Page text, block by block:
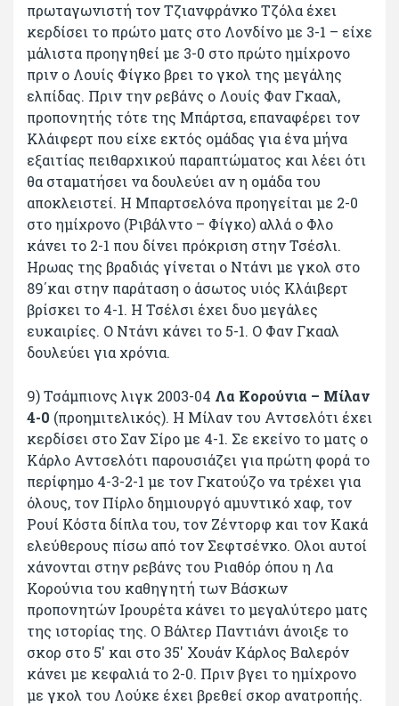
πρωταγωνιστή τον Τζιανφράνκο Τζόλα έχει
κερδίσει το πρώτο ματς στο Λονδίνο με 3-1 – είχε
μάλιστα προηγηθεί με 3-0 στο πρώτο ημίχρονο
πριν ο Λουίς Φίγκο βρει το γκολ της μεγάλης
ελπίδας. Πριν την ρεβάνς ο Λουίς Φαν Γκααλ,
προπονητής τότε της Μπάρτσα, επαναφέρει τον
Κλάιφερτ που είχε εκτός ομάδας για ένα μήνα
εξαιτίας πειθαρχικού παραπτώματος και λέει ότι
θα σταματήσει να δουλεύει αν η ομάδα του
αποκλειστεί. Η Μπαρτσελόνα προηγείται με 2-0
στο ημίχρονο (Ριβάλντο – Φίγκο) αλλά ο Φλο
κάνει το 2-1 που δίνει πρόκριση στην Τσέσλι.
Ηρωας της βραδιάς γίνεται ο Ντάνι με γκολ στο
89΄και στην παράταση ο άσωτος υιός Κλάιβερτ
βρίσκει το 4-1. Η Τσέλσι έχει δυο μεγάλες
ευκαιρίες. Ο Ντάνι κάνει το 5-1. Ο Φαν Γκααλ
δουλεύει για χρόνια.
9) Τσάμπιονς λιγκ 2003-04 Λα Κορούνια – Μίλαν
4-0 (προημιτελικός). Η Μίλαν του Αντσελότι έχει
κερδίσει στο Σαν Σίρο με 4-1. Σε εκείνο το ματς ο
Κάρλο Αντσελότι παρουσιάζει για πρώτη φορά το
περίφημο 4-3-2-1 με τον Γκατούζο να τρέχει για
όλους, τον Πίρλο δημιουργό αμυντικό χαφ, τον
Ρουί Κόστα δίπλα του, τον Ζέντορφ και τον Κακά
ελεύθερους πίσω από τον Σεφτσένκο. Ολοι αυτοί
χάνονται στην ρεβάνς του Ριαθόρ όπου η Λα
Κορούνια του καθηγητή των Βάσκων
προπονητών Ιρουρέτα κάνει το μεγαλύτερο ματς
της ιστορίας της. Ο Βάλτερ Παντιάνι άνοιξε το
σκορ στο 5′ και στο 35′ Χουάν Κάρλος Βαλερόν
κάνει με κεφαλιά το 2-0. Πριν βγει το ημίχρονο
με γκολ του Λούκε έχει βρεθεί σκορ ανατροπής.